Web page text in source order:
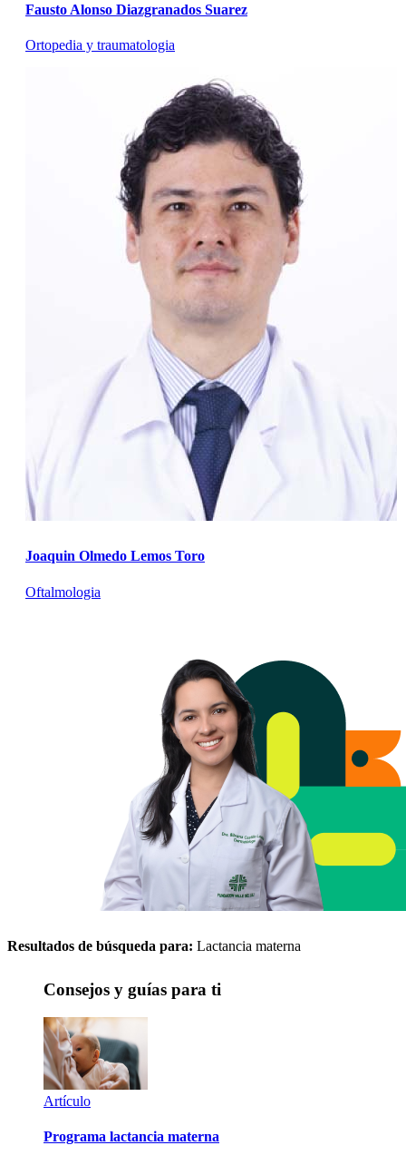
Fausto Alonso Diazgranados Suarez
Ortopedia y traumatologia
Joaquin Olmedo Lemos Toro
Oftalmologia
Resultados de búsqueda para: Lactancia materna
Consejos y guías para ti
Artículo
Programa lactancia materna